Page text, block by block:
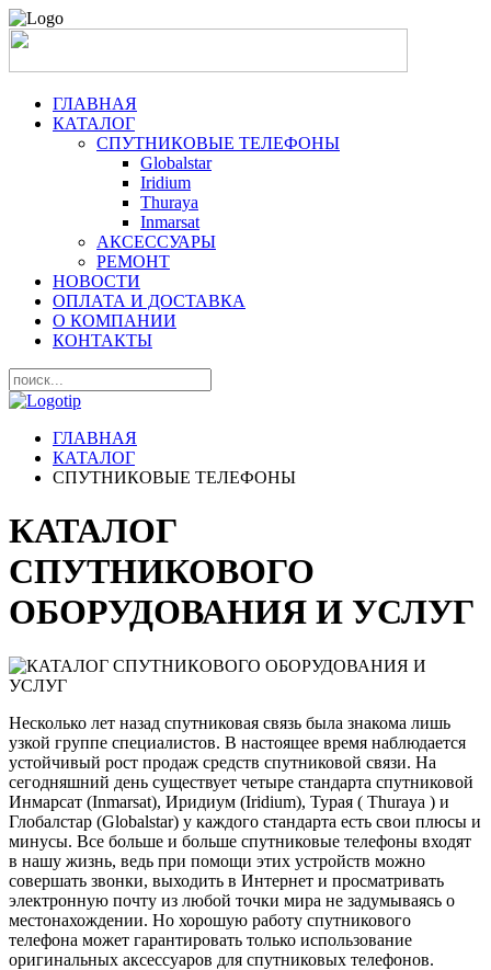
ГЛАВНАЯ
КАТАЛОГ
СПУТНИКОВЫЕ ТЕЛЕФОНЫ
Globalstar
Iridium
Thuraya
Inmarsat
АКСЕССУАРЫ
РЕМОНТ
НОВОСТИ
ОПЛАТА И ДОСТАВКА
О КОМПАНИИ
КОНТАКТЫ
ГЛАВНАЯ
КАТАЛОГ
СПУТНИКОВЫЕ ТЕЛЕФОНЫ
КАТАЛОГ
СПУТНИКОВОГО
ОБОРУДОВАНИЯ И УСЛУГ
Несколько лет назад спутниковая связь была знакома лишь
узкой группе специалистов. В настоящее время наблюдается
устойчивый рост продаж средств спутниковой связи. На
сегодняшний день существует четыре стандарта спутниковой
Инмарсат (Inmarsat), Иридиум (Iridium), Турая ( Thuraya ) и
Глобалстар (Globalstar) у каждого стандарта есть свои плюсы и
минусы. Все больше и больше спутниковые телефоны входят
в нашу жизнь, ведь при помощи этих устройств можно
совершать звонки, выходить в Интернет и просматривать
электронную почту из любой точки мира не задумываясь о
местонахождении. Но хорошую работу спутникового
телефона может гарантировать только использование
оригинальных аксессуаров для спутниковых телефонов.